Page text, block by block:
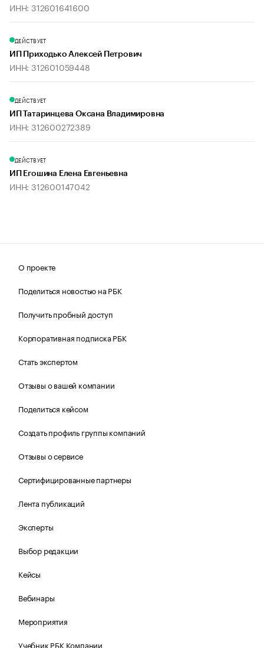
ИНН: 312601641600
ДЕЙСТВУЕТ
ИП Приходько Алексей Петрович
ИНН: 312601059448
ДЕЙСТВУЕТ
ИП Татаринцева Оксана Владимировна
ИНН: 312600272389
ДЕЙСТВУЕТ
ИП Егошина Елена Евгеньевна
ИНН: 312600147042
О проекте
Поделиться новостью на РБК
Получить пробный доступ
Корпоративная подписка РБК
Стать экспертом
Отзывы о вашей компании
Поделиться кейсом
Создать профиль группы компаний
Отзывы о сервисе
Сертифицированные партнеры
Лента публикаций
Эксперты
Выбор редакции
Кейсы
Вебинары
Мероприятия
Учебник РБК Компании